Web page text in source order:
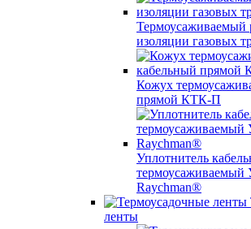
Термоусаживаемый
изоляции газовых
Кожух
прямой КТК-П
Уплотнитель
Raychman®
ленты